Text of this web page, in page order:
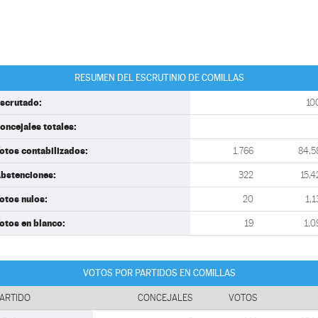
RESUMEN DEL ESCRUTINIO DE COMILLAS
totales:
contabilizados: 1.766
322
nulos: 20
en blanco: 19
VOTOS POR PARTIDOS EN COMILLAS
CONCEJALES VOTOS